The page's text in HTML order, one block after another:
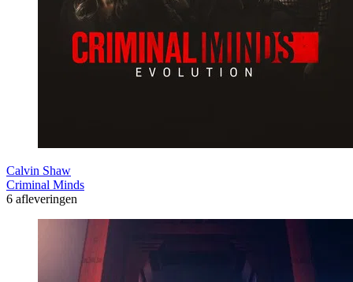
Calvin Shaw
Criminal Minds
6 afleveringen